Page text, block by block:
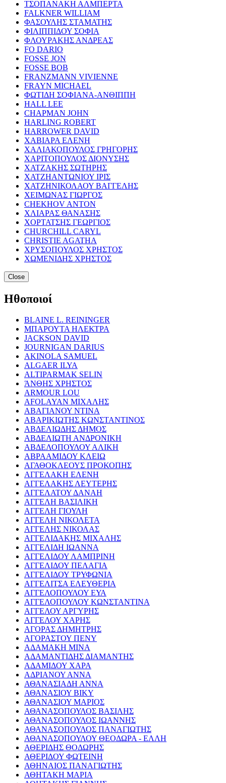
ΤΣΟΠΑΝΑΚΗ ΑΛΜΠΕΡΤΑ
FALKNER WILLIAM
ΦΑΣΟΥΛΗΣ ΣΤΑΜΑΤΗΣ
ΦΙΛΙΠΠΙΔΟΥ ΣΟΦΙΑ
ΦΛΟΥΡΑΚΗΣ ΑΝΔΡΕΑΣ
FO DARIO
FOSSE JON
FOSSE BOB
FRANZMANN VIVIENNE
FRAYN MICHAEL
ΦΩΤΙΔΗ ΣΟΦΙΑΝΑ-ΑΝΘΙΠΠΗ
HALL LEE
CHAPMAN JOHN
HARLING ROBERT
HARROWER DAVID
ΧΑΒΙΑΡΑ ΕΛΕΝΗ
ΧΑΛΙΑΚΟΠΟΥΛΟΣ ΓΡΗΓΟΡΗΣ
ΧΑΡΙΤΟΠΟΥΛΟΣ ΔΙΟΝΥΣΗΣ
ΧΑΤΖΑΚΗΣ ΣΩΤΗΡΗΣ
ΧΑΤΖΗΑΝΤΩΝΙΟΥ ΙΡΙΣ
ΧΑΤΖΗΝΙΚΟΛΑΟΥ ΒΑΓΓΕΛΗΣ
ΧΕΙΜΩΝΑΣ ΓΙΩΡΓΟΣ
CHEKHOV ANTON
ΧΛΙΑΡΑΣ ΘΑΝΑΣΗΣ
ΧΟΡΤΑΤΣΗΣ ΓΕΩΡΓΙΟΣ
CHURCHILL CARYL
CHRISTIE AGATHA
ΧΡΥΣΟΠΟΥΛΟΣ ΧΡΗΣΤΟΣ
ΧΩΜΕΝΙΔΗΣ ΧΡΗΣΤΟΣ
Close
Ηθοποιοί
BLAINE L. REININGER
ΜΠΑΡΟΥΤΑ ΗΛΕΚΤΡΑ
JACKSON DAVID
JOURNIGAN DARIUS
AKINOLA SAMUEL
ALGAER ILYA
ALTIPARMAK SELIN
ΆΝΘΗΣ ΧΡΗΣΤΟΣ
ARMOUR LOU
AFOLAYAN ΜΙΧΑΛΗΣ
ΑΒΑΓΙΑΝΟΥ ΝΤΙΝΑ
ΑΒΑΡΙΚΙΩΤΗΣ ΚΩΝΣΤΑΝΤΙΝΟΣ
ΑΒΔΕΛΙΩΔΗΣ ΔΗΜΟΣ
ΑΒΔΕΛΙΩΤΗ ΑΝΔΡΟΝΙΚΗ
ΑΒΔΕΛΟΠΟΥΛΟΥ ΑΛΙΚΗ
ΑΒΡΑΑΜΙΔΟΥ ΚΛΕΙΩ
ΑΓΑΘΟΚΛΕΟΥΣ ΠΡΟΚΟΠΗΣ
ΑΓΓΕΛΑΚΗ ΕΛΕΝΗ
ΑΓΓΕΛΑΚΗΣ ΛΕΥΤΕΡΗΣ
ΑΓΓΕΛΑΤΟΥ ΔΑΝΑΗ
ΑΓΓΕΛΗ ΒΑΣΙΛΙΚΗ
ΑΓΓΕΛΗ ΓΙΟΥΛΗ
ΑΓΓΕΛΗ ΝΙΚΟΛΕΤΑ
ΑΓΓΕΛΗΣ ΝΙΚΟΛΑΣ
ΑΓΓΕΛΙΔΑΚΗΣ ΜΙΧΑΛΗΣ
ΑΓΓΕΛΙΔΗ ΙΩΑΝΝΑ
ΑΓΓΕΛΙΔΟΥ ΛΑΜΠΡΙΝΗ
ΑΓΓΕΛΙΔΟΥ ΠΕΛΑΓΙΑ
ΑΓΓΕΛΙΔΟΥ ΤΡΥΦΩΝΙΑ
ΑΓΓΕΛΙΤΣΑ ΕΛΕΥΘΕΡΙΑ
ΑΓΓΕΛΟΠΟΥΛΟΥ ΕΥΑ
ΑΓΓΕΛΟΠΟΥΛΟΥ ΚΩΝΣΤΑΝΤΙΝΑ
ΑΓΓΕΛΟΥ ΑΡΓΥΡΗΣ
ΑΓΓΕΛΟΥ ΧΑΡΗΣ
ΑΓΟΡΑΣ ΔΗΜΗΤΡΗΣ
ΑΓΟΡΑΣΤΟΥ ΠΕΝΥ
ΑΔΑΜΑΚΗ ΜΙΝΑ
ΑΔΑΜΑΝΤΙΔΗΣ ΔΙΑΜΑΝΤΗΣ
ΑΔΑΜΙΔΟΥ ΧΑΡΑ
ΑΔΡΙΑΝΟΥ ΑΝΝΑ
ΑΘΑΝΑΣΙΑΔΗ ΑΝΝΑ
ΑΘΑΝΑΣΙΟΥ ΒΙΚΥ
ΑΘΑΝΑΣΙΟΥ ΜΑΡΙΟΣ
ΑΘΑΝΑΣΟΠΟΥΛΟΣ ΒΑΣΙΛΗΣ
ΑΘΑΝΑΣΟΠΟΥΛΟΣ ΙΩΑΝΝΗΣ
ΑΘΑΝΑΣΟΠΟΥΛΟΣ ΠΑΝΑΓΙΩΤΗΣ
ΑΘΑΝΑΣΟΠΟΥΛΟΥ ΘΕΟΔΩΡΑ - ΕΛΛΗ
ΑΘΕΡΙΔΗΣ ΘΟΔΩΡΗΣ
ΑΘΕΡΙΔΟΥ ΦΩΤΕΙΝΗ
ΑΘΗΝΑΙΟΣ ΠΑΝΑΓΙΩΤΗΣ
ΑΘΗΤΑΚΗ ΜΑΡΙΑ